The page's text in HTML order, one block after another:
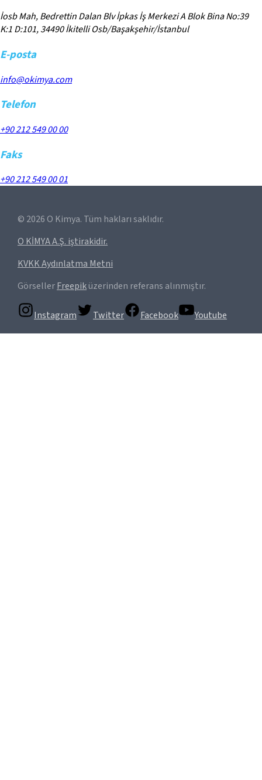
İosb Mah, Bedrettin Dalan Blv İpkas İş Merkezi A Blok Bina No:39
K:1 D:101, 34490 İkitelli Osb/Başakşehir/İstanbul
E-posta
info@okimya.com
Telefon
+90 212 549 00 00
Faks
+90 212 549 00 01
© 2026 O Kimya. Tüm hakları saklıdır.
O KİMYA A.Ş. iştirakidir.
KVKK Aydınlatma Metni
GörsellerFreepiküzerinden referans alınmıştır.
Instagram Twitter Facebook Youtube